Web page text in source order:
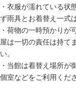
・衣服が濡れている状
ず雨具とお着替え一式
・荷物の一時預かりが
屋は一切の責任は持て
い。
・当館は着替え場所が
個室などをご利用くだ